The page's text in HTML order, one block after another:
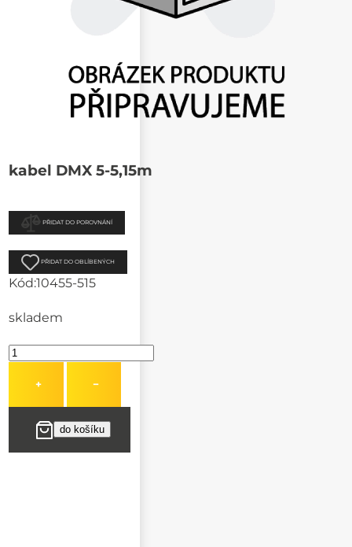
kabel DMX 5-5,15m
PŘIDAT DO POROVNÁNÍ
PŘIDAT DO OBLÍBENÝCH
Kód:10455-515
skladem
+ −